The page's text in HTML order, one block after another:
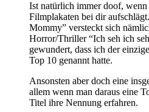
Ist natürlich immer doof,
Filmplakaten bei dir
Mommy” versteckt sich
Horror/Thriller “Ich seh ich
gewundert, dass ich der
Top 10 genannt hatte.
Ansonsten aber doch eine
allem wenn man daraus eine
Titel ihre Nennung erfahren.